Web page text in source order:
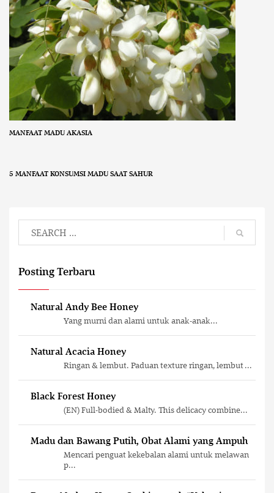
MANFAAT MADU AKASIA
5 MANFAAT KONSUMSI MADU SAAT SAHUR
Posting Terbaru
Natural Andy Bee Honey
Yang murni dan alami untuk anak-anak...
Natural Acacia Honey
Ringan & lembut. Paduan texture ringan, lembut ...
Black Forest Honey
(EN) Full-bodied & Malty. This delicacy combine...
Madu dan Bawang Putih, Obat Alami yang Ampuh
Mencari penguat kekebalan alami untuk melawan
p...